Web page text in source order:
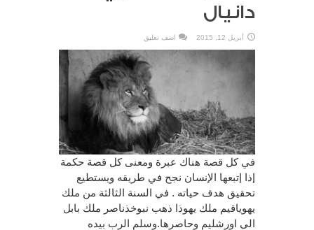
دانيال
أبريل 12, 2015 اضف تعليق
في كل قصة هناك عبرة ومعنى كل قصة حكمة
إذا إتبعها الإنسان نجح في طريقه ويستطيع
تحقيق هدف حياته . في السنة الثالثة من ملك
يهوياقيم ملك يهوذا ذهب نبوخذناصر ملك بابل
الى اورشليم وحاصرها.وسلم الرب بيده